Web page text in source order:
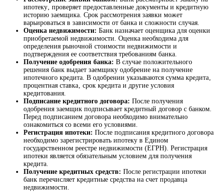
ипотеку‚ проверяет предоставленные документы и кредитную
историю заемщика. Срок рассмотрения заявки может
варьироваться в зависимости от банка и сложности случая.
Оценка недвижимости: Банк назначает оценщика для оценки
приобретаемой недвижимости. Оценка необходима для
определения рыночной стоимости недвижимости и
подтверждения ее соответствия требованиям банка.
Получение одобрения банка: В случае положительного
решения банк выдает заемщику одобрение на получение
ипотечного кредита. В одобрении указываются сумма кредита‚
процентная ставка‚ срок кредита и другие условия
кредитования.
Подписание кредитного договора: После получения
одобрения заемщик подписывает кредитный договор с банком.
Перед подписанием договора необходимо внимательно
ознакомиться со всеми его условиями.
Регистрация ипотеки: После подписания кредитного договора
необходимо зарегистрировать ипотеку в Едином
государственном реестре недвижимости (ЕГРН). Регистрация
ипотеки является обязательным условием для получения
кредита.
Получение кредитных средств: После регистрации ипотеки
банк перечисляет кредитные средства на счет продавца
недвижимости.